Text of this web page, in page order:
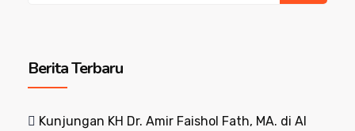
Berita Terbaru
Kunjungan KH Dr. Amir Faishol Fath, MA. di Al